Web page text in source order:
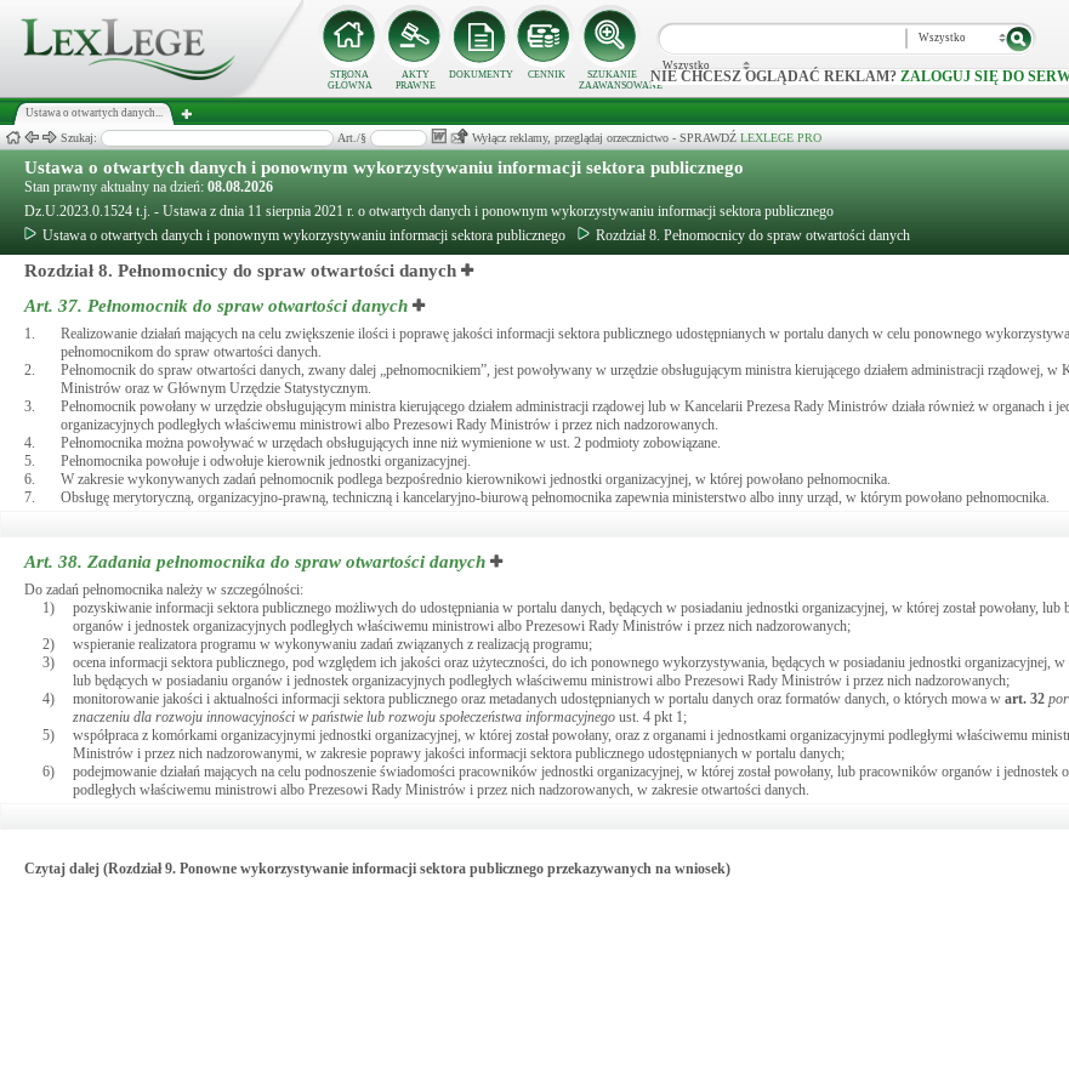
STRONA
GŁÓWNA
AKTY
PRAWNE
DOKUMENTY CENNIK
SZUKANIE
ZAAWANSOWANE
Wszystko
Wszystko
NIE CHCESZ OGLĄDAĆ REKLAM? ZALOGUJ SIĘ DO
Ustawa o otwartych danych...
Szukaj: Art./§ Wyłącz reklamy, przeglądaj orzecznictwo - SPRAWDŹ LEXLEGE PRO
Ustawa o otwartych danych i ponownym wykorzystywaniu informacji sektora publicznego
Stan prawny aktualny na dzień: 08.08.2026
Dz.U.2023.0.1524 t.j. - Ustawa z dnia 11 sierpnia 2021 r. o otwartych danych i ponownym wykorzystywaniu informacji sektora publicznego
Ustawa o otwartych danych i ponownym wykorzystywaniu informacji sektora publicznego
Rozdział 8. Pełnomocnicy do spraw otwartości danych
Rozdział 8. Pełnomocnicy do spraw otwartości danych
Art. 37. Pełnomocnik do spraw otwartości danych
1.
Realizowanie działań mających na celu zwiększenie ilości i poprawę jakości informacji sektora publicznego udostępnianych w portalu danych w celu ponownego
pełnomocnikom do spraw otwartości danych.
2.
Pełnomocnik do spraw otwartości danych, zwany dalej „pełnomocnikiem”, jest powoływany w urzędzie obsługującym ministra kierującego działem administracji rządowej, w
Ministrów oraz w Głównym Urzędzie Statystycznym.
3.
Pełnomocnik powołany w urzędzie obsługującym ministra kierującego działem administracji rządowej lub w Kancelarii Prezesa Rady Ministrów działa również w organach i
organizacyjnych podległych właściwemu ministrowi albo Prezesowi Rady Ministrów i przez nich nadzorowanych.
4.
Pełnomocnika można powoływać w urzędach obsługujących inne niż wymienione w ust. 2 podmioty zobowiązane.
5.
Pełnomocnika powołuje i odwołuje kierownik jednostki organizacyjnej.
6.
W zakresie wykonywanych zadań pełnomocnik podlega bezpośrednio kierownikowi jednostki organizacyjnej, w której powołano pełnomocnika.
7.
Obsługę merytoryczną, organizacyjno-prawną, techniczną i kancelaryjno-biurową pełnomocnika zapewnia ministerstwo albo inny urząd, w którym powołano pełnomocnika.
Art. 38. Zadania pełnomocnika do spraw otwartości danych
Do zadań pełnomocnika należy w szczególności:
1)
pozyskiwanie informacji sektora publicznego możliwych do udostępniania w portalu danych, będących w posiadaniu jednostki organizacyjnej, w której został powołany, lub
organów i jednostek organizacyjnych podległych właściwemu ministrowi albo Prezesowi Rady Ministrów i przez nich nadzorowanych;
2)
wspieranie realizatora programu w wykonywaniu zadań związanych z realizacją programu;
3)
ocena informacji sektora publicznego, pod względem ich jakości oraz użyteczności, do ich ponownego wykorzystywania, będących w posiadaniu jednostki organizacyjnej, w
lub będących w posiadaniu organów i jednostek organizacyjnych podległych właściwemu ministrowi albo Prezesowi Rady Ministrów i przez nich nadzorowanych;
4)
monitorowanie jakości i aktualności informacji sektora publicznego oraz metadanych udostępnianych w portalu danych oraz formatów danych, o których mowa w art. 32
znaczeniu dla rozwoju innowacyjności w państwie lub rozwoju społeczeństwa informacyjnego ust. 4 pkt 1;
5)
współpraca z komórkami organizacyjnymi jednostki organizacyjnej, w której został powołany, oraz z organami i jednostkami organizacyjnymi podległymi właściwemu
Ministrów i przez nich nadzorowanymi, w zakresie poprawy jakości informacji sektora publicznego udostępnianych w portalu danych;
6)
podejmowanie działań mających na celu podnoszenie świadomości pracowników jednostki organizacyjnej, w której został powołany, lub pracowników organów i jednostek
podległych właściwemu ministrowi albo Prezesowi Rady Ministrów i przez nich nadzorowanych, w zakresie otwartości danych.
Czytaj dalej (Rozdział 9. Ponowne wykorzystywanie informacji sektora publicznego przekazywanych na wniosek)